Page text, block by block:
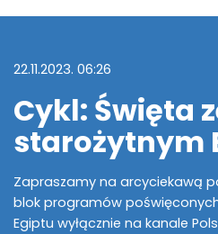
22.11.2023. 06:26
Cykl: Święta
starożytnym
Zapraszamy na arcyciekawą
blok programów
Egiptu wyłącznie na kanale